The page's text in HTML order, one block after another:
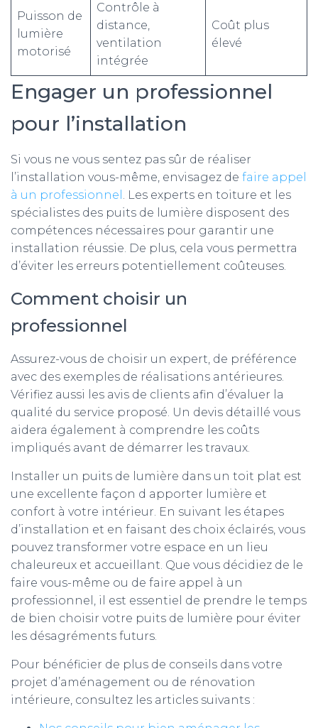
Puisson de
lumière
motorisé
Contrôle à
distance,
ventilation
intégrée
Coût plus
élevé
Engager un professionnel
pour l’installation
Si vous ne vous sentez pas sûr de réaliser
l’installation vous-même, envisagez de faire appel
à un professionnel . Les experts en toiture et les
spécialistes des puits de lumière disposent des
compétences nécessaires pour garantir une
installation réussie. De plus, cela vous permettra
d’éviter les erreurs potentiellement coûteuses.
Comment choisir un
professionnel
Assurez-vous de choisir un expert, de préférence
avec des exemples de réalisations antérieures.
Vérifiez aussi les avis de clients afin d’évaluer la
qualité du service proposé. Un devis détaillé vous
aidera également à comprendre les coûts
impliqués avant de démarrer les travaux.
Installer un puits de lumière dans un toit plat est
une excellente façon d apporter lumière et
confort à votre intérieur. En suivant les étapes
d’installation et en faisant des choix éclairés, vous
pouvez transformer votre espace en un lieu
chaleureux et accueillant. Que vous décidiez de le
faire vous-même ou de faire appel à un
professionnel, il est essentiel de prendre le temps
de bien choisir votre puits de lumière pour éviter
les désagréments futurs.
Pour bénéficier de plus de conseils dans votre
projet d’aménagement ou de rénovation
intérieure, consultez les articles suivants :